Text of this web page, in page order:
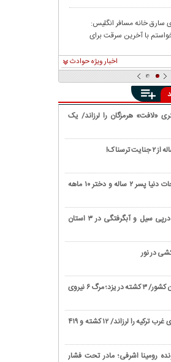
سارق خانه مسافر انگلیس:
با آخرین سرقت برای
اخبار ویژه حوادث
۶.۴ ریشتری «لافت» هرمزگان را لرزاند/ یک
پدر بی رحم برای نجات دنیا پسر ۲ ساله و دختر ۱۰ ماهه
۸ کشته و ۲ مفقود درپی سیل و آبگرفتگی در ۳ استان
در نور
وقوع سیل در ۷ استان کشور/ ۳ کشته در یزد؛ مرگ ۶ نیروی
زمین ‌لرزه ۶.۶ ریشتری غرب ترکیه را لرزاند/ ۱۲ کشته و ۴۱۹
رومینا اشرفی؛ مادر تحت فشار